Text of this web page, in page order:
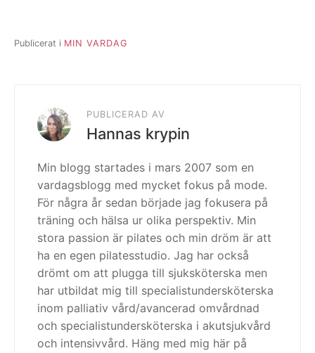
Publicerat i MIN VARDAG
PUBLICERAD AV
Hannas krypin
Min blogg startades i mars 2007 som en
vardagsblogg med mycket fokus på mode.
För några år sedan började jag fokusera på
träning och hälsa ur olika perspektiv. Min
stora passion är pilates och min dröm är att
ha en egen pilatesstudio. Jag har också
drömt om att plugga till sjuksköterska men
har utbildat mig till specialistundersköterska
inom palliativ vård/avancerad omvårdnad
och specialistundersköterska i akutsjukvård
och intensivvård. Häng med mig här på